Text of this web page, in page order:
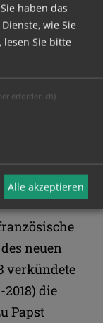
Papst
als
Rumänien
Franziskus,
Signatur.
neuen
verkündete
die
Papst
haben das
wie Sie
Sie bitte
erforderlich)
Alle akzeptieren